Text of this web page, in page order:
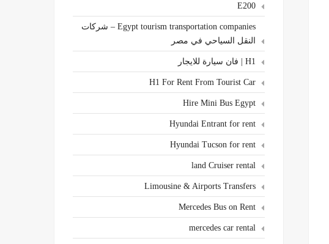
E200
Egypt tourism transportation companies – شركات
النقل السياحي في مصر
H1 | فان سيارة للايجار
H1 For Rent From Tourist Car
Hire Mini Bus Egypt
Hyundai Entrant for rent
Hyundai Tucson for rent
land Cruiser rental
Limousine & Airports Transfers
Mercedes Bus on Rent
mercedes car rental